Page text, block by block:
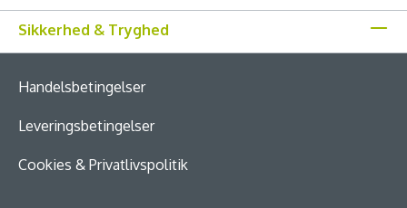
Sikkerhed & Tryghed
Handelsbetingelser
Leveringsbetingelser
Cookies & Privatlivspolitik